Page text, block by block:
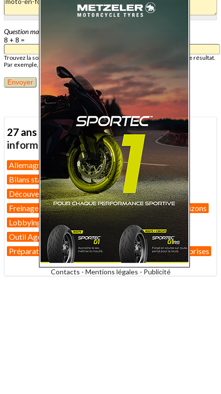
Question mathématique
8 + 8 =
Trouvez la solution de ce problème mathématique simple et saisissez le résultat.
Par exemple, pour 1 + 3, saisissez 4.
27 ans d'actualité moto : toutes nos
informations depuis 1999 !
Allemagne Assurance moto
Bilans marché 2026
Bilans statistiques
Casques
Dans Le Rétro
Découverte
Equipement pilote
Fiches techniques
Freinage
GT Guides pratiques High-tech
Horizons
Lobbying
Nouveautés 2026
Nouveautés 2027
Outil Agenda
Permis moto Pneus
Portraits
Préparations moto
R&D Roadster Vie des entreprises
Contacts - Mentions légales - Publicité